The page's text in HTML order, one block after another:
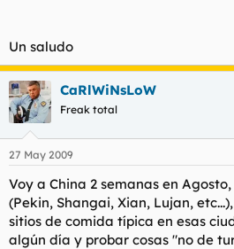
Un saludo
CaRlWiNsLoW
Freak total
27 May 2009
Voy a China 2 semanas en
(Pekin, Shangai, Xian, Lujan,
sitios de comida típica en esas
algún día y probar cosas "no de